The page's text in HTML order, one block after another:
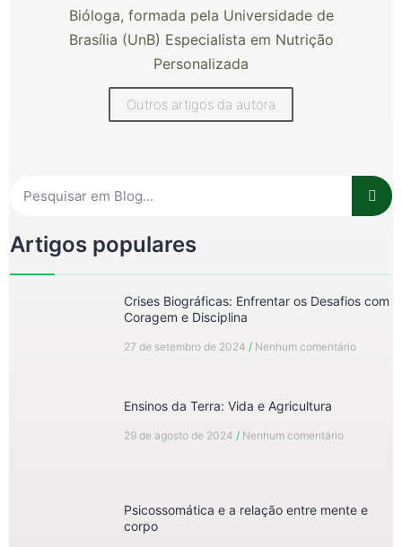
Bióloga, formada pela Universidade de
Brasília (UnB) Especialista em Nutrição
Personalizada
Outros artigos da autora
Artigos populares
Crises Biográficas: Enfrentar os Desafios com
Coragem e Disciplina
27 de setembro de 2024 Nenhum comentário
Ensinos da Terra: Vida e Agricultura
29 de agosto de 2024 Nenhum comentário
Psicossomática e a relação entre mente e
corpo